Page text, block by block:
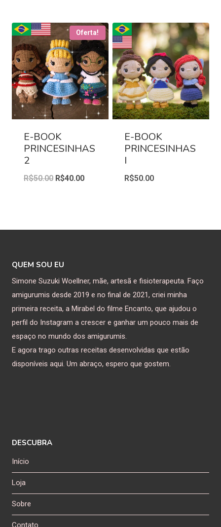
Oferta!
E-BOOK
PRINCESINHAS
2
R$50.00 R$40.00
E-BOOK
PRINCESINHAS
I
R$50.00
QUEM SOU EU
Simone Suzuki Woellner, mãe, artesã e fisioterapeuta. Faço
amigurumis desde 2019 e no final de 2021, criei minha
primeira receita, a Mirabel do filme Encanto, que ajudou o
perfil do Instagram a crescer e ganhar um pouco mais de
espaço no mundo dos amigurumis.
E agora trago outras receitas desenvolvidas que estão
disponíveis aqui. Um abraço, espero que gostem.
DESCUBRA
Início
Loja
Sobre